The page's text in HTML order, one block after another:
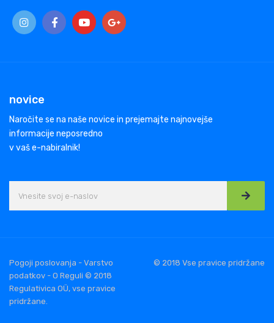
novice
Naročite se na naše novice in prejemajte najnovejše
informacije neposredno
v vaš e-nabiralnik!
Pogoji poslovanja - Varstvo
podatkov - O Reguli © 2018
Regulativica OÜ, vse pravice
pridržane.
© 2018 Vse pravice pridržane